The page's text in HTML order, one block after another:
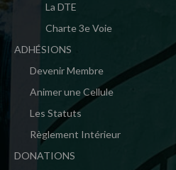
La DTE
Charte 3e Voie
ADHÉSIONS
Devenir Membre
Animer une Cellule
Les Statuts
Règlement Intérieur
DONATIONS